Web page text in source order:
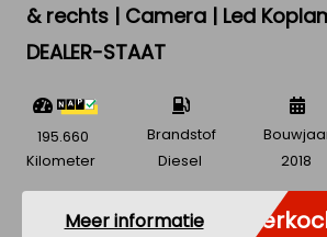
& rechts | Camera | Led
DEALER-STAAT
195.660
Kilometer
Brandstof
Diesel
2018
Meer informatie